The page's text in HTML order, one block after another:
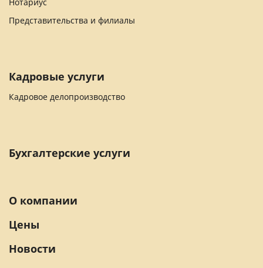
Представительства и филиалы
Кадровые услуги
Кадровое делопроизводство
Бухгалтерские услуги
О компании
Цены
Новости